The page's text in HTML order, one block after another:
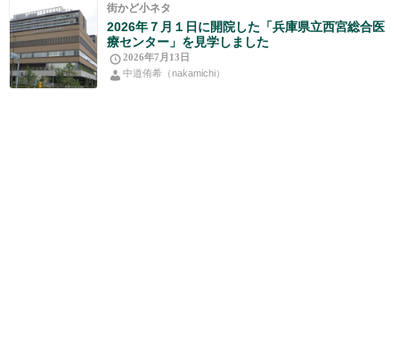
街かど小ネタ
2026年７月１日に開院した「兵庫県立西宮総合医
療センター」を見学しました
2026年7月13日
中道侑希（nakamichi）